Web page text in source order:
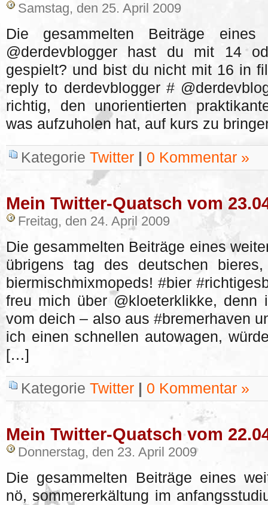
Samstag, den 25. April 2009
Die gesammelten Beiträge eines
@derdevblogger hast du mit 14
gespielt? und bist du nicht mit 16 in
reply to derdevblogger #
richtig, den unorientierten
was aufzuholen hat, auf kurs zu
Kategorie Twitter 0 Kommentar »
Mein Twitter-Quatsch vom
Freitag, den 24. April 2009
Die gesammelten Beiträge eines
übrigens tag des deutschen
biermischmixmopeds! #bier
freu mich über @kloeterklikke,
vom deich – also aus #bremerhaven
ich einen schnellen autowagen,
[…]
Kategorie Twitter 0 Kommentar »
Mein Twitter-Quatsch vom
Donnerstag, den 23. April 2009
Die gesammelten Beiträge eines
nö, sommererkältung im